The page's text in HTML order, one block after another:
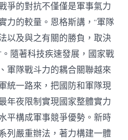
爭的對抗不僅僅是軍事氣力
力的較量。恩格斯講，“軍隊
以及與之有關的勝負，取決
隨著科技疾速發展，國家戰
軍隊戰斗力的耦合關聯越來
統一路來，把國防和軍隊現
年夜限制實現國家整體實力
平構成軍事競爭優勢。新時
列嚴重辦法，著力構建一體